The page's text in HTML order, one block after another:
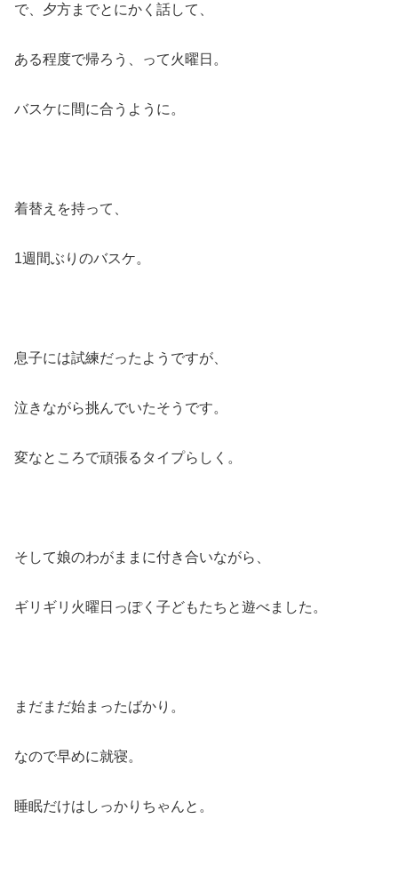
で、夕方までとにかく話して、
ある程度で帰ろう、って火曜日。
バスケに間に合うように。
着替えを持って、
1週間ぶりのバスケ。
息子には試練だったようですが、
泣きながら挑んでいたそうです。
変なところで頑張るタイプらしく。
そして娘のわがままに付き合いながら、
ギリギリ火曜日っぽく子どもたちと遊べました。
まだまだ始まったばかり。
なので早めに就寝。
睡眠だけはしっかりちゃんと。